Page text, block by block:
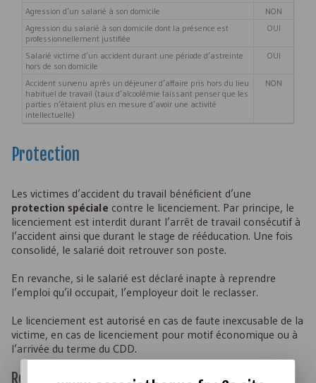
Agression d’un salarié à son domicile
NON
Agression du salarié à son domicile dont la présence est
professionnellement justifiée
OUI
Salarié victime d’un accident durant une période d’astreinte
hors de son domicile
OUI
Accident survenu après un déjeuner d’affaire pris hors du lieu
habituel de travail (taux d’alcoolémie laissant penser que les
parties n’étaient plus en mesure d’avoir une activité
intellectuelle)
NON
Protection
Les victimes d’accident du travail bénéficient d’une
protection spéciale contre le licenciement. Par principe, le
licenciement est interdit durant l’arrêt de travail consécutif à
l’accident ainsi que durant le stage de rééducation. Une fois
consolidé, le salarié doit retrouver son poste.
En revanche, si le salarié est déclaré inapte à reprendre
l’emploi qu’il occupait, l’employeur doit le reclasser.
Le licenciement est autorisé en cas de faute inexcusable de la
victime, en cas de licenciement pour motif économique ou à
l’arrivée du terme du CDD.
Reclassement impossible